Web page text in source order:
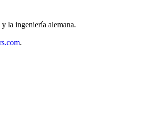
la ingeniería alemana.
.